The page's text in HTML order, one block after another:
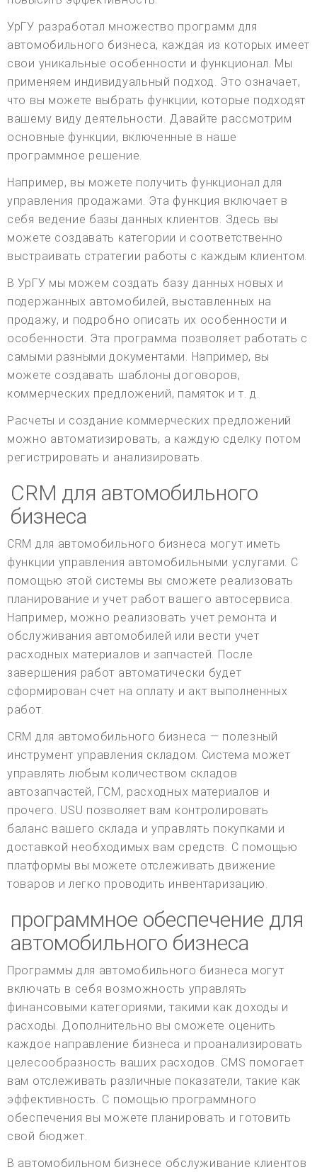
УрГУ разработал множество программ для
автомобильного бизнеса, каждая из которых имеет
свои уникальные особенности и функционал. Мы
применяем индивидуальный подход. Это означает,
что вы можете выбрать функции, которые подходят
вашему виду деятельности. Давайте рассмотрим
основные функции, включенные в наше
программное решение.
Например, вы можете получить функционал для
управления продажами. Эта функция включает в
себя ведение базы данных клиентов. Здесь вы
можете создавать категории и соответственно
выстраивать стратегии работы с каждым клиентом.
В УрГУ мы можем создать базу данных новых и
подержанных автомобилей, выставленных на
продажу, и подробно описать их особенности и
особенности. Эта программа позволяет работать с
самыми разными документами. Например, вы
можете создавать шаблоны договоров,
коммерческих предложений, памяток и т. д.
Расчеты и создание коммерческих предложений
можно автоматизировать, а каждую сделку потом
регистрировать и анализировать.
CRM для автомобильного
бизнеса
CRM для автомобильного бизнеса могут иметь
функции управления автомобильными услугами. С
помощью этой системы вы сможете реализовать
планирование и учет работ вашего автосервиса.
Например, можно реализовать учет ремонта и
обслуживания автомобилей или вести учет
расходных материалов и запчастей. После
завершения работ автоматически будет
сформирован счет на оплату и акт выполненных
работ.
CRM для автомобильного бизнеса — полезный
инструмент управления складом. Система может
управлять любым количеством складов
автозапчастей, ГСМ, расходных материалов и
прочего. USU позволяет вам контролировать
баланс вашего склада и управлять покупками и
доставкой необходимых вам средств. С помощью
платформы вы можете отслеживать движение
товаров и легко проводить инвентаризацию.
программное обеспечение для
автомобильного бизнеса
Программы для автомобильного бизнеса могут
включать в себя возможность управлять
финансовыми категориями, такими как доходы и
расходы. Дополнительно вы сможете оценить
каждое направление бизнеса и проанализировать
целесообразность ваших расходов. CMS помогает
вам отслеживать различные показатели, такие как
эффективность. С помощью программного
обеспечения вы можете планировать и готовить
свой бюджет.
В автомобильном бизнесе обслуживание клиентов